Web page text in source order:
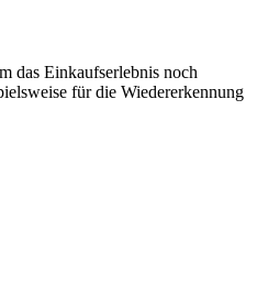
das Einkaufserlebnis noch
für die Wiedererkennung